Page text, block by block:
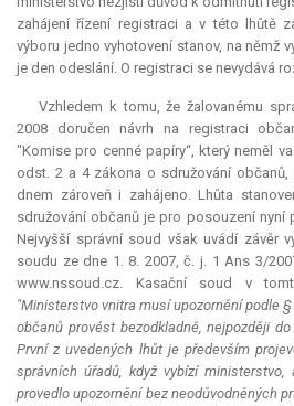
zahájení řízení registraci a v této lhůtě
výboru jedno vyhotovení stanov, na němž
je den odeslání. O registraci se nevydává
Vzhledem k tomu, že žalovanému
2008 doručen návrh na registraci
"Komise pro cenné papíry“, který neměl
odst. 2 a 4 zákona o sdružování
dnem zároveň i zahájeno. Lhůta
sdružování občanů je pro posouzení nyní
Nejvyšší správní soud však uvádí závěr
soudu ze dne 1. 8. 2007, č. j. 1 Ans 3/
www.nssoud.cz. Kasační soud v
"Ministerstvo vnitra musí upozornění podle
občanů provést bezodkladně, nejpozději
První z uvedených lhůt je především
správních úřadů, když vybízí
provedlo upozornění bez neodůvodněných